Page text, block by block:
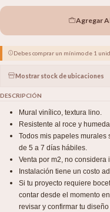
Agregar
Debes comprar un mínimo de 1
Mostrar stock de ubicaciones
DESCRIPCIÓN
Mural vinílico, textura lino.
Resistente al roce y
Todos mis papeles
de 5 a 7 días hábiles.
Venta por m2, no considera
Instalación tiene un costo
Si tu proyecto requiere
contar desde el momento
revisar y confirmar tu